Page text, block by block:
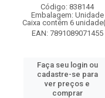
Código: 838144
Embalagem: Unidade
Caixa contém 6
EAN: 7891089071455
Faça seu login ou
cadastre-se para
ver preços e
comprar